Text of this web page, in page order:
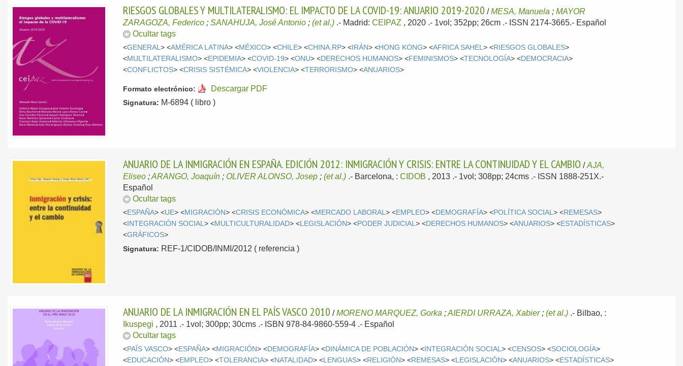
RIESGOS GLOBALES Y MULTILATERALISMO: EL IMPACTO DE LA COVID-19: ANUARIO 2019-2020 /MESA, Manuela ;MAYOR
ZARAGOZA, Federico ;SANAHUJA, José Antonio ;(et al.) .- Madrid:CEIPAZ , 2020 .- 1vol; 352pp; 26cm .- ISSN 2174-3665.- Español
Ocultar tags
<GENERAL> <AMÉRICA LATINA> <MÉXICO> <CHILE> <CHINA.RP> <IRÁN> <HONG KONG> <AFRICA SAHEL> <RIESGOS GLOBALES>
<MULTILATERALISMO> <EPIDEMIA> <COVID-19> <ONU> <DERECHOS HUMANOS> <FEMINISMOS> <TECNOLOGÍA> <DEMOCRACIA>
<CONFLICTOS> <CRISIS SISTÉMICA> <VIOLENCIA> <TERRORISMO> <ANUARIOS>
Formato electrónico: Descargar PDF
Signatura: M-6894 ( libro )
ANUARIO DE LA INMIGRACIÓN EN ESPAÑA. EDICIÓN 2012: INMIGRACIÓN Y CRISIS: ENTRE LA CONTINUIDAD Y EL CAMBIO /AJA,
Eliseo ;ARANGO, Joaquín ; OLIVER ALONSO, Josep ;(et al.) .- Barcelona, :CIDOB , 2013 .- 1vol; 308pp; 24cms .- ISSN 1888-251X.-
Español
Ocultar tags
<ESPAÑA> <UE> <MIGRACIÓN> <CRISIS ECONÓMICA> <MERCADO LABORAL> <EMPLEO> <DEMOGRAFÍA> <POLÍTICA SOCIAL> <REMESAS>
< INTEGRACIÓN SOCIAL> <MULTICULTURALIDAD> < LEGISLACIÓN> <PODER JUDICIAL> <DERECHOS HUMANOS> <ANUARIOS> <ESTADÍSTICAS>
<GRÁFICOS>
Signatura: REF-1/CIDOB/INMI/2012 ( referencia )
ANUARIO DE LA INMIGRACIÓN EN EL PAÍS VASCO 2010 /MORENO MARQUEZ, Gorka ;AIERDI URRAZA, Xabier;(et al.) .- Bilbao, :
Ikuspegi , 2011 .- 1vol; 300pp; 30cms .- ISBN 978-84-9860-559-4 .- Español
Ocultar tags
<PAÍS VASCO> <ESPAÑA> <MIGRACIÓN> <DEMOGRAFÍA> <DINÁMICA DE POBLACIÓN> <INTEGRACIÓN SOCIAL> <CENSOS> <SOCIOLOGÍA>
<EDUCACIÓN> <EMPLEO> <TOLERANCIA> <NATALIDAD> <LENGUAS> <RELIGIÓN> <REMESAS> <LEGISLACIÓN> <ANUARIOS> <ESTADÍSTICAS>